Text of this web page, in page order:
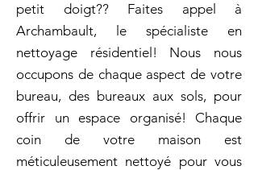
petit doigt?? Faites appel à
Archambault, le spécialiste en
nettoyage résidentiel! Nous nous
occupons de chaque aspect de votre
bureau, des bureaux aux sols, pour
offrir un espace organisé! Chaque
coin de votre maison est
méticuleusement nettoyé pour vous